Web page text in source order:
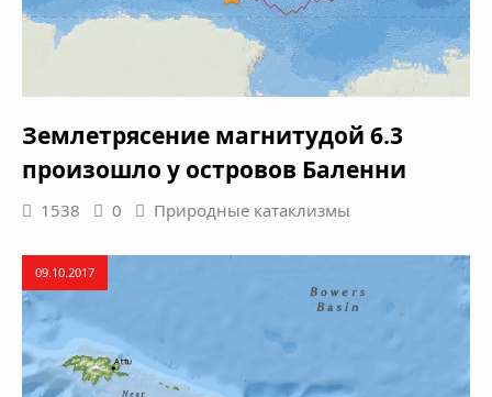
Землетрясение магнитудой 6.3
произошло у островов Баленни
1538 0 Природные катаклизмы
09.10.2017